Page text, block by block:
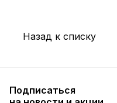
Назад к списку
Подписаться